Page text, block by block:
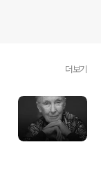
더보기